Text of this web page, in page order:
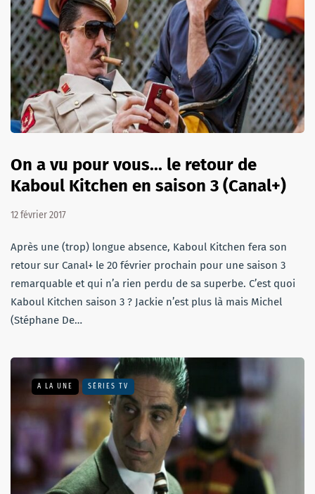
On a vu pour vous... le retour de
Kaboul Kitchen en saison 3 (Canal+)
12 février 2017
Après une (trop) longue absence, Kaboul Kitchen fera son
retour sur Canal+ le 20 février prochain pour une saison 3
remarquable et qui n’a rien perdu de sa superbe. C’est quoi
Kaboul Kitchen saison 3 ? Jackie n’est plus là mais Michel
(Stéphane De…
A LA UNE SÉRIES TV